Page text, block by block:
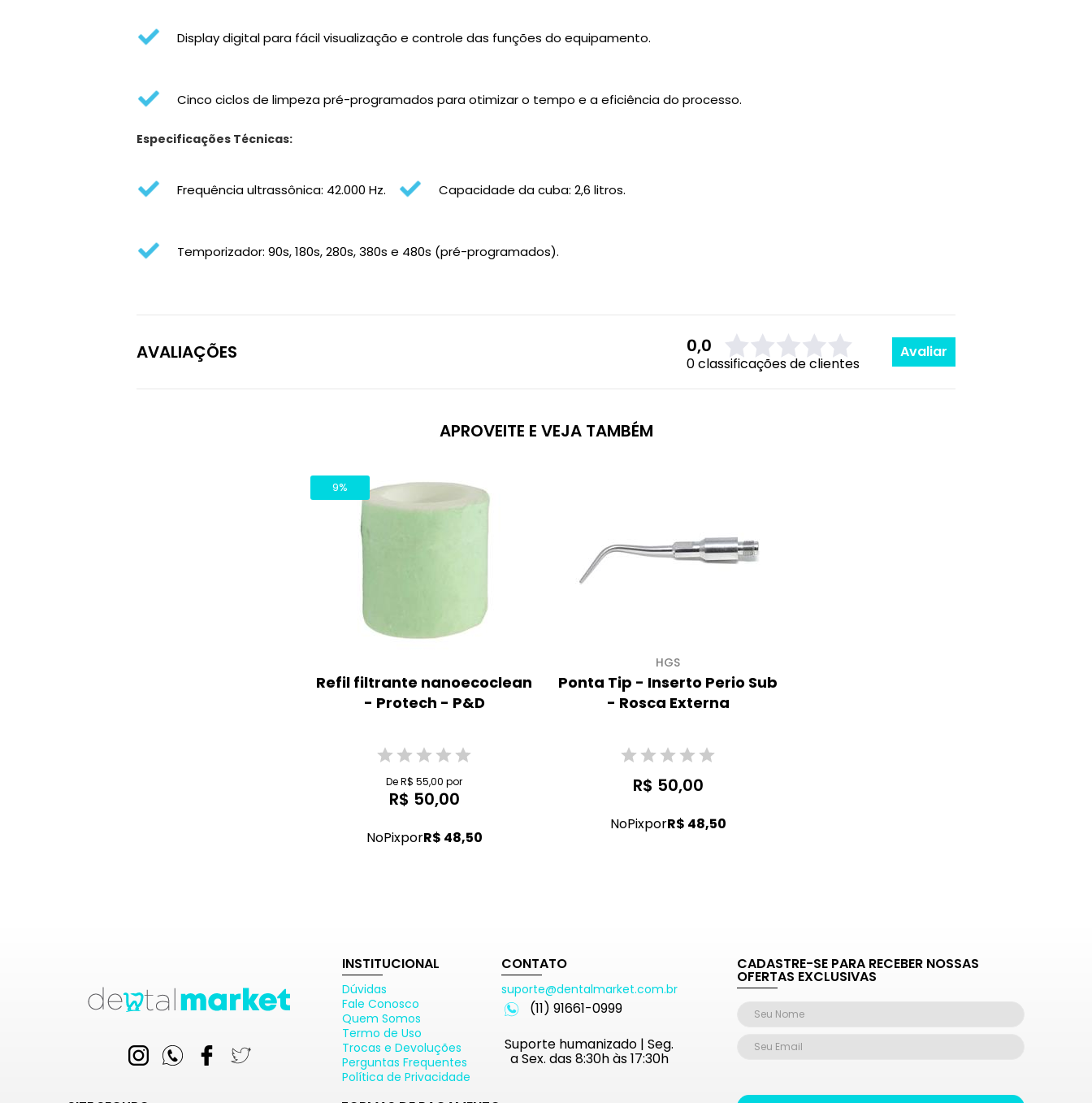
Display digital para fácil visualização e controle das funções do equipamento.
Cinco ciclos de limpeza pré-programados para otimizar o tempo e a eficiência do processo.
Especificações Técnicas:
Frequência ultrassônica: 42.000 Hz. Capacidade da cuba: 2,6 litros.
Temporizador: 90s, 180s, 280s, 380s e 480s (pré-programados).
AVALIAÇÕES 0,0
0 classificações de clientes
Avaliar
APROVEITE E VEJA TAMBÉM
9%
Refil filtrante nanoecoclean
- Protech - P&D
De R$ 55,00 por
R$ 50,00
NoPixporR$ 48,50
HGS
Ponta Tip - Inserto Perio Sub
- Rosca Externa
R$ 50,00
NoPixporR$ 48,50
INSTITUCIONAL
Dúvidas
Fale Conosco
Quem Somos
Termo de Uso
Trocas e Devoluções
Perguntas Frequentes
Política de Privacidade
CONTATO
suporte@dentalmarket.com.br
(11) 91661-0999
Suporte humanizado | Seg.
a Sex. das 8:30h às 17:30h
CADASTRE-SE PARA RECEBER NOSSAS
OFERTAS EXCLUSIVAS